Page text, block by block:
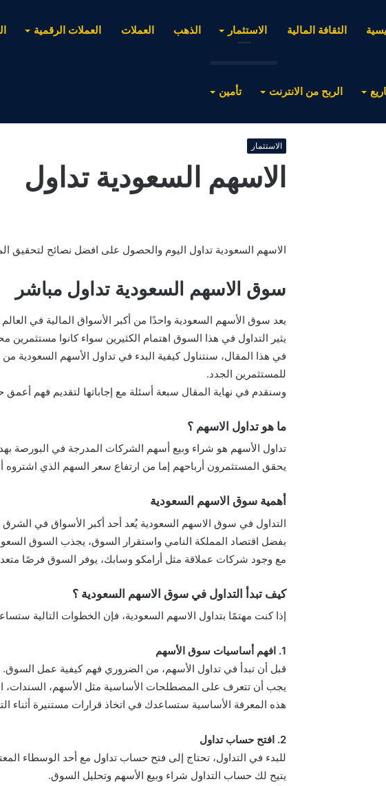
الثقافة المالية الاستثمار الذهب العملات العملات الرقمية
الربح من الانترنت تأمين
الاستثمار
الاسهم السعودية تداول
الاسهم السعودية تداول اليوم والحصول على افضل نصائح لتحقيق
سوق الاسهم السعودية تداول مباشر
يعد سوق الأسهم السعودية واحدًا من أكبر الأسواق المالية في
يثير التداول في هذا السوق اهتمام الكثيرين سواء كانوا مستثمرين
في هذا المقال، سنتناول كيفية البدء في تداول الأسهم
للمستثمرين الجدد.
وسنقدم في نهاية المقال سبعة أسئلة مع إجاباتها لتقديم فهم
ما هو تداول الاسهم ؟
تداول الأسهم هو شراء وبيع أسهم الشركات المدرجة في البورصة
يحقق المستثمرون أرباحهم إما من ارتفاع سعر السهم الذي اشتروه
أهمية سوق الاسهم السعودية
التداول في سوق الاسهم السعودية يُعد أحد أكبر الأسواق في
بفضل اقتصاد المملكة النامي واستقرار السوق، يجذب السوق
مع وجود شركات عملاقة مثل أرامكو وسابك، يوفر السوق فرصًا
كيف تبدأ التداول في سوق الاسهم السعودية ؟
إذا كنت مهتمًا بتداول الاسهم السعودية، فإن الخطوات التالية
1. افهم أساسيات سوق الأسهم
قبل أن تبدأ في تداول الأسهم، من الضروري فهم كيفية عمل السوق.
يجب أن تتعرف على المصطلحات الأساسية مثل الأسهم، السندات،
هذه المعرفة الأساسية ستساعدك في اتخاذ قرارات مستنيرة أثناء
2. افتح حساب تداول
للبدء في التداول، تحتاج إلى فتح حساب تداول مع أحد الوسطاء
يتيح لك حساب التداول شراء وبيع الأسهم وتحليل السوق.